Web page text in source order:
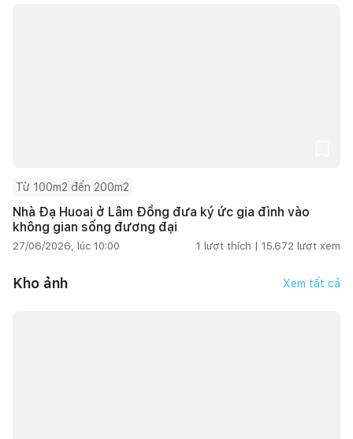
Từ 100m2 đến 200m2
Nhà Đạ Huoai ở Lâm Đồng đưa ký ức gia đình vào
không gian sống đương đại
27/06/2026, lúc 10:00 1 lượt thích | 15.672 lượt xem
Kho ảnh Xem tất cả